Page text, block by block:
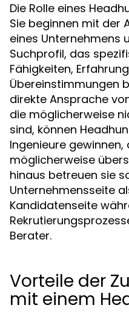
Die Rolle eines
Sie beginnen mit der
eines Unternehmens
Suchprofil, das
Fähigkeiten,
Übereinstimmungen
direkte Ansprache
die möglicherweise
sind, können
Ingenieure gewinnen,
möglicherweise
hinaus betreuen sie
Unternehmensseite
Kandidatenseite
Berater.
Vorteile der
mit einem